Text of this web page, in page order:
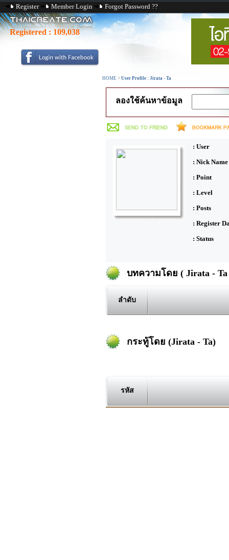
Register Member Login Forgot Password ??
Registered : 109,038
HOME > User Profile : Jirata - Ta
ลองใช้ค้นหาข้อมูล
: User
: Nick Name
: Point
: Level
: Posts
: Register
: Status
บทความโดย ( Jirata - Ta
ลำดับ
กระทู้โดย (Jirata - Ta)
รหัส